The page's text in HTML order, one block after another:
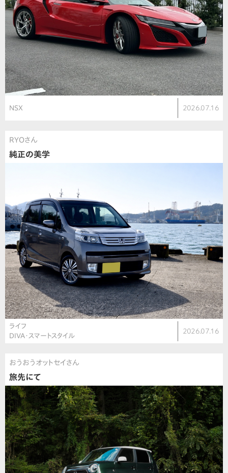
NSX 2026.07.16
RYOさん
純正の美学
ライフ
DIVA・スマートスタイル
2026.07.16
おうおうオットセイさん
旅先にて